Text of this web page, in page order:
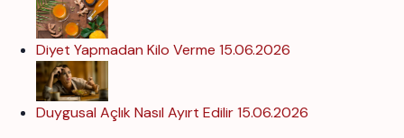
Diyet Yapmadan Kilo Verme 15.06.2026
Duygusal Açlık Nasıl Ayırt Edilir15.06.2026